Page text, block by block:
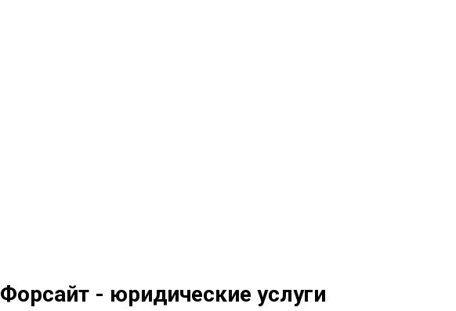
Форсайт - юридические услуги